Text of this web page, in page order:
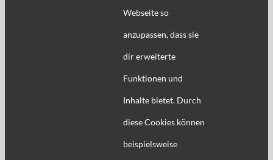
Webseite so
anzupassen, dass sie
dir erweiterte
Funktionen und
Inhalte bietet. Durch
diese Cookies können
beispielsweise